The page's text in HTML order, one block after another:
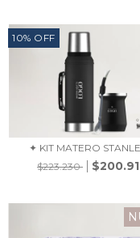
10% OFF
✦ KIT MATERO
$223.230